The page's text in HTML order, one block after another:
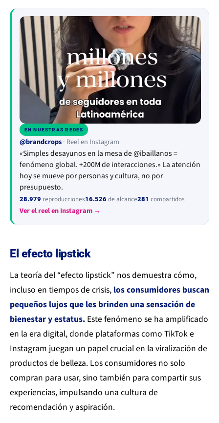
▶
EN NUESTRAS REDES
@brandcrops· Reel en Instagram
«Simples desayunos en la mesa de @ibaillanos =
fenómeno global. +200M de interacciones.» La atención
hoy se mueve por personas y cultura, no por
presupuesto.
28.979 reproducciones16.526 de alcance281 compartidos
Ver el reel en Instagram →
El efecto lipstick
La teoría del “efecto lipstick” nos demuestra cómo,
incluso en tiempos de crisis, los consumidores buscan
pequeños lujos que les brinden una sensación de
bienestar y estatus. Este fenómeno se ha amplificado
en la era digital, donde plataformas como TikTok e
Instagram juegan un papel crucial en la viralización de
productos de belleza. Los consumidores no solo
compran para usar, sino también para compartir sus
experiencias, impulsando una cultura de
recomendación y aspiración.